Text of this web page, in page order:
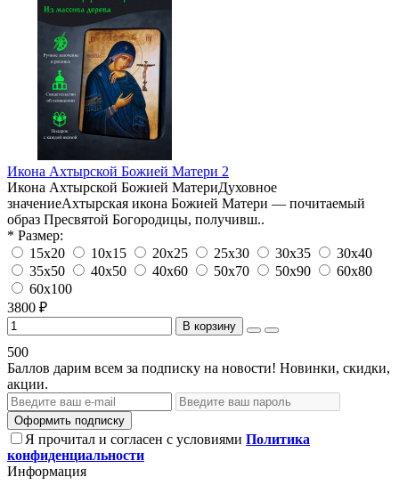
Икона Ахтырской Божией Матери 2
Икона Ахтырской Божией МатериДуховное
значениеАхтырская икона Божией Матери — почитаемый
образ Пресвятой Богородицы, получивш..
* Размер:
15х20
10х15 20х25 25х30 30х35
30х40
35х50
40х50 40х60 50х70 50х90
60х80
60х100
3800 ₽
В корзину
500
Баллов дарим всем за подписку на новости! Новинки, скидки,
акции.
Оформить подписку
Я прочитал и согласен с условиями Политика
конфиденциальности
Информация